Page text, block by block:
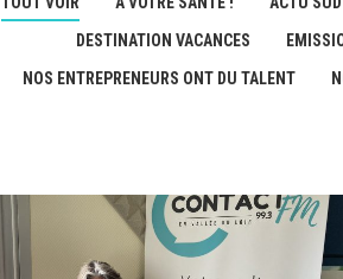
DESTINATION VACANCES
NOS ENTREPRENEURS ONT DU TALENT